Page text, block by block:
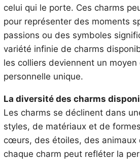
celui qui le porte. Ces charms
pour représenter des moments
passions ou des symboles
variété infinie de charms
les colliers deviennent un moyen
personnelle unique.
La diversité des charms
Les charms se déclinent dans
styles, de matériaux et de
cœurs, des étoiles, des animaux
chaque charm peut refléter la